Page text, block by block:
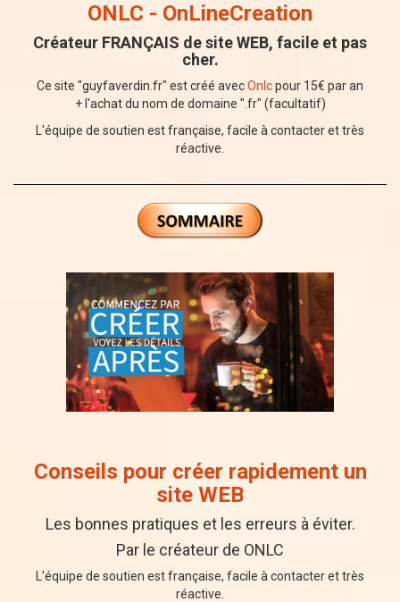
ONLC - OnLineCreation
Créateur FRANÇAIS de site WEB, facile et pas
cher.
Ce site "guyfaverdin.fr" est créé avecOnlcpour 15€ par an
+ l'achat du nom de domaine ".fr" (facultatif)
L'équipe de soutien est française, facile à contacter et très
réactive.
Conseils pour créer rapidement un
site WEB
Les bonnes pratiques et les erreurs à éviter.
Par le créateur de ONLC
L'équipe de soutien est française, facile à contacter et très
réactive.